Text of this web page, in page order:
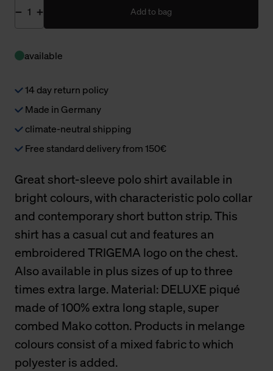
Add to bag
available
14 day return policy
Made in Germany
climate-neutral shipping
Free standard delivery from 150€
Great short-sleeve polo shirt available in
bright colours, with characteristic polo collar
and contemporary short button strip. This
shirt has a casual cut and features an
embroidered TRIGEMA logo on the chest.
Also available in plus sizes of up to three
times extra large. Material: DELUXE piqué
made of 100% extra long staple, super
combed Mako cotton. Products in melange
colours consist of a mixed fabric to which
polyester is added.